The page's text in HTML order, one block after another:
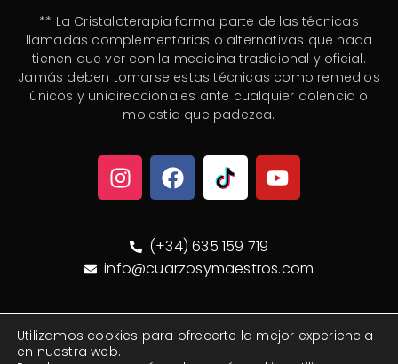
** La Cristaloterapia forma parte de las técnicas
llamadas complementarias o alternativas que nada
tienen que ver con la medicina tradicional y oficial.
Jamás deben tomarse estas técnicas como remedios
únicos y unidireccionales ante cualquier dolencia o
molestia que padezca.
(+34) 635 159 719
info@cuarzosymaestros.com
© Cuarzos y Maestros 2020/2026. Todos los derechos
Utilizamos cookies para ofrecerte la mejor experiencia
en nuestra web.